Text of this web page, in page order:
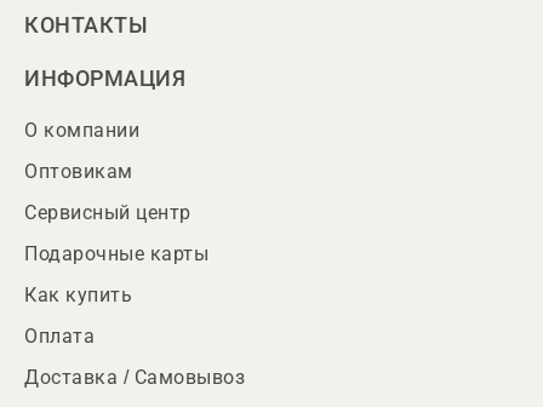
КОНТАКТЫ
ИНФОРМАЦИЯ
О компании
Оптовикам
Сервисный центр
Подарочные карты
Как купить
Оплата
Доставка / Самовывоз